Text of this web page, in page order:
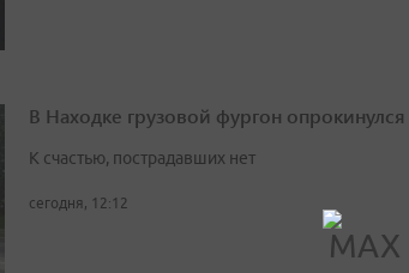
В Находке грузовой фургон
К счастью, пострадавших нет
сегодня, 12:12